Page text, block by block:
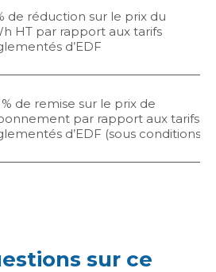
de réduction sur le prix du
HT par rapport aux tarifs
d’EDF
de remise sur le prix de
par rapport aux tarifs
d’EDF (sous conditions)
sur ce